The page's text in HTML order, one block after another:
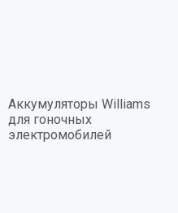
Аккумуляторы Williams
для гоночных
электромобилей